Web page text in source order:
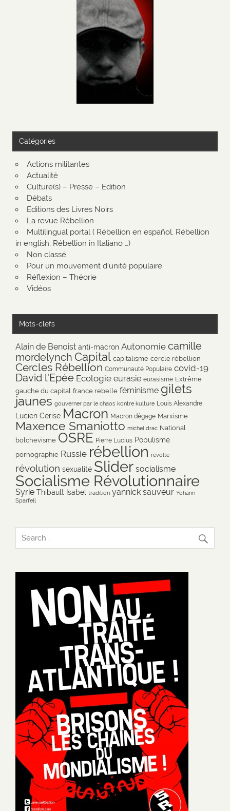
Catégories
Actions militantes
Actualité
Culture(s) – Presse – Edition
Débats
Editions des Livres Noirs
La revue Rébellion
Multilingual portal ( Rébellion en español, Rébellion
in english, Rébellion in Italiano …)
Non classé
Pour un mouvement d'unité populaire
Réflexion – Théorie
Vidéos
Mots-clefs
Alain de Benoist anti-macron Autonomie camille
mordelynch Capital capitalisme cercle rébellion
Cercles Rébellion Communauté Populaire covid-19
David l'Epée Ecologie eurasie eurasisme Extrême
gauche du capital france rebelle féminisme gilets
jaunes gouverner par le chaos kontre kulture Louis Alexandre
Lucien Cerise Macron Macron dégage Marxisme
Maxence Smaniotto michel drac National
bolchevisme OSRE Pierre Lucius Populisme
pornographie Russie rébellion révolte
révolution sexualité Slider socialisme
Socialisme Révolutionnaire
Syrie Thibault Isabel tradition yannick sauveur Yohann
Sparfell